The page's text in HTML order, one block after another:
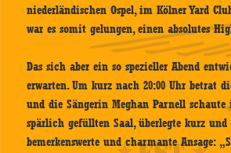
niederländischen Ospel, im Kölner Yard
war es somit gelungen, einen absolutes
Das sich aber ein so spezieller Abend
erwarten. Um kurz nach 20:00 Uhr betrat
und die Sängerin Meghan Parnell
spärlich gefüllten Saal, überlegte kurz
bemerkenswerte und charmante Ansage: